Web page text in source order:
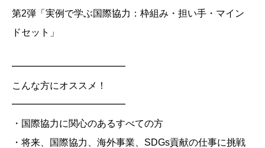
第2弾「実例で学ぶ国際協力：枠組み・担い手・マイン
ドセット」
━━━━━━━━━━━━
こんな方にオススメ！
━━━━━━━━━━━━
・国際協力に関心のあるすべての方
・将来、国際協力、海外事業、SDGs貢献の仕事に挑戦